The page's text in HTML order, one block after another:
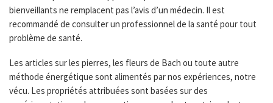
bienveillants ne remplacent pas l’avis d’un médecin. Il est
recommandé de consulter un professionnel de la santé pour tout
problème de santé.
Les articles sur les pierres, les fleurs de Bach ou toute autre
méthode énergétique sont alimentés par nos expériences, notre
vécu. Les propriétés attribuées sont basées sur des